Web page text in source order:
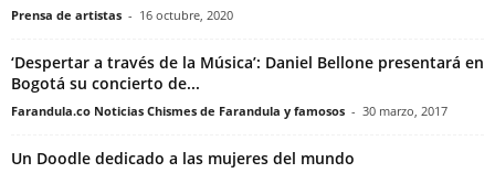
Prensa de artistas - 16 octubre, 2020
‘Despertar a través de la Música’: Daniel Bellone presentará en
Bogotá su concierto de...
Farandula.co Noticias Chismes de Farandula y famosos - 30 marzo, 2017
Un Doodle dedicado a las mujeres del mundo